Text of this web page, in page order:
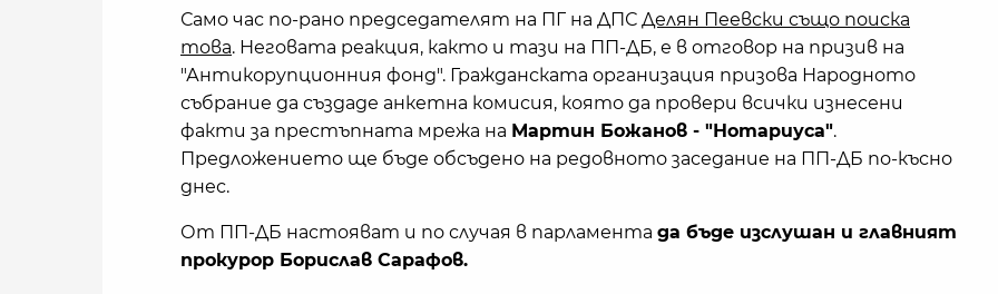
Само час по-рано председателят на ПГ на ДПС Делян Пеевски също поиска
това. Неговата реакция, както и тази на ПП-ДБ, е в отговор на призив на
"Антикорупционния фонд". Гражданската организация призова Народното
събрание да създаде анкетна комисия, която да провери всички изнесени
факти за престъпната мрежа на Мартин Божанов - "Нотариуса".
Предложението ще бъде обсъдено на редовното заседание на ПП-ДБ по-късно
днес.
От ПП-ДБ настояват и по случая в парламента да бъде изслушан и главният
прокурор Борислав Сарафов.